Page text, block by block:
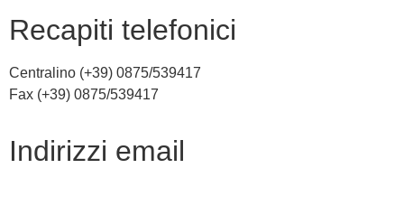
recapiti telefonici
Centralino (+39) 0875/539417
Fax (+39) 0875/539417
indirizzi email